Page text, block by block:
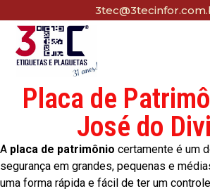
Placa de
José do
A placa de patrimônio certamente é um
segurança em grandes, pequenas e
uma forma rápida e fácil de ter um